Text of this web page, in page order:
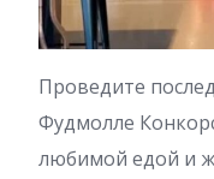
Проведите
Фудмолле
любимой едой и